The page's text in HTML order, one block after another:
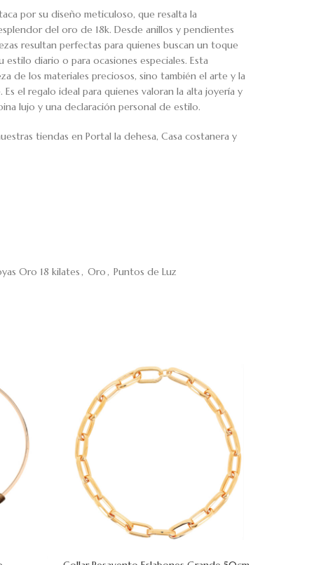
por su diseño meticuloso, que resalta la
del oro de 18k. Desde anillos y pendientes
resultan perfectas para quienes buscan un toque
diario o para ocasiones especiales. Esta
de los materiales preciosos, sino también el arte y la
el regalo ideal para quienes valoran la alta joyería y
lujo y una declaración personal de estilo.
tiendas en Portal la dehesa, Casa costanera y
Oro 18 kilates, Oro, Puntos de Luz